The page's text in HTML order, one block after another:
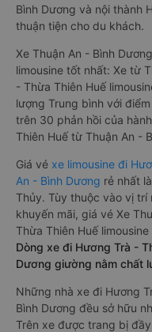
Bình Dương và nội thành
thuận tiện cho du khách.
Xe Thuận An - Bình
limousine tốt nhất: Xe từ
- Thừa Thiên Huế
lượng Trung bình với
trên 30 phản hồi của
Thiên Huế từ Thuận An -
Giá vé xe limousine đi
An - Bình Dương rẻ nhất
Thủy. Tùy thuộc vào vị
khuyến mãi, giá vé Xe
Thừa Thiên Huế
Dòng xe đi Hương Trà -
Dương giường nằm chất
Những nhà xe đi Hương
Bình Dương đều sở hữu
Trên xe được trang bị